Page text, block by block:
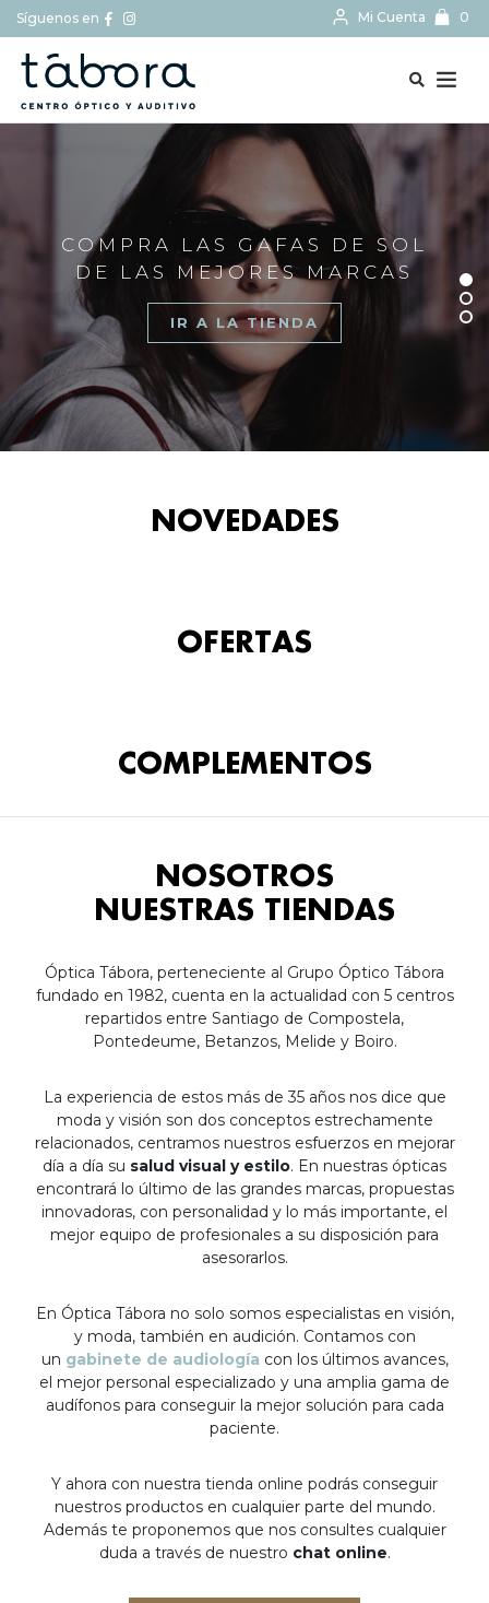
Síguenos en Mi Cuenta 0
COMPRA LAS GAFAS DE SOL
DE LAS MEJORES MARCAS
IR A LA TIENDA
NOVEDADES
OFERTAS
COMPLEMENTOS
NOSOTROS
NUESTRAS TIENDAS
Óptica Tábora, perteneciente al Grupo Óptico Tábora
fundado en 1982, cuenta en la actualidad con 5 centros
repartidos entre Santiago de Compostela,
Pontedeume, Betanzos, Melide y Boiro.
La experiencia de estos más de 35 años nos dice que
moda y visión son dos conceptos estrechamente
relacionados, centramos nuestros esfuerzos en mejorar
día a día su salud visual y estilo. En nuestras ópticas
encontrará lo último de las grandes marcas, propuestas
innovadoras, con personalidad y lo más importante, el
mejor equipo de profesionales a su disposición para
asesorarlos.
En Óptica Tábora no solo somos especialistas en visión,
y moda, también en audición. Contamos con
un gabinete de audiología con los últimos avances,
el mejor personal especializado y una amplia gama de
audífonos para conseguir la mejor solución para cada
paciente.
Y ahora con nuestra tienda online podrás conseguir
nuestros productos en cualquier parte del mundo.
Además te proponemos que nos consultes cualquier
duda a través de nuestro chat online.